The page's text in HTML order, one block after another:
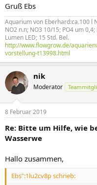
Gruß Ebs
Aquarium von Eberhard:ca.100 l
NO2 n.n; NO3 10/15; PO4 um
Lumen LED; 15 Std. Bel.
http://www.flowgrow.de/
vorstellung-t13998.html
nik
Moderator
8 Februar 2019
Re: Bitte um Hilfe, wie
Wasserwe
Hallo zusammen,
Ebs":1lu2cv8p schrieb: